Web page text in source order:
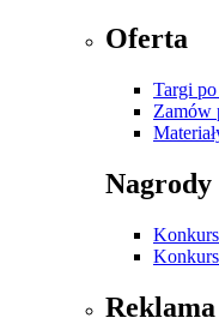
Oferta
Targi
Zamów
Nagrody
Reklama